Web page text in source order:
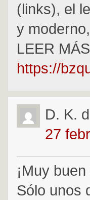
(links), el
y
LEER
https://
D. K.
27
¡Muy
Sólo unos